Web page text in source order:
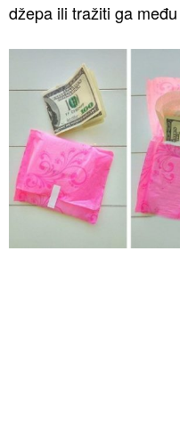
džepa ili tražiti ga